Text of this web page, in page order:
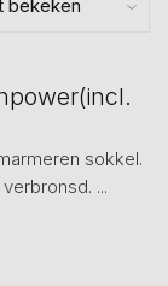
sokkel.
...